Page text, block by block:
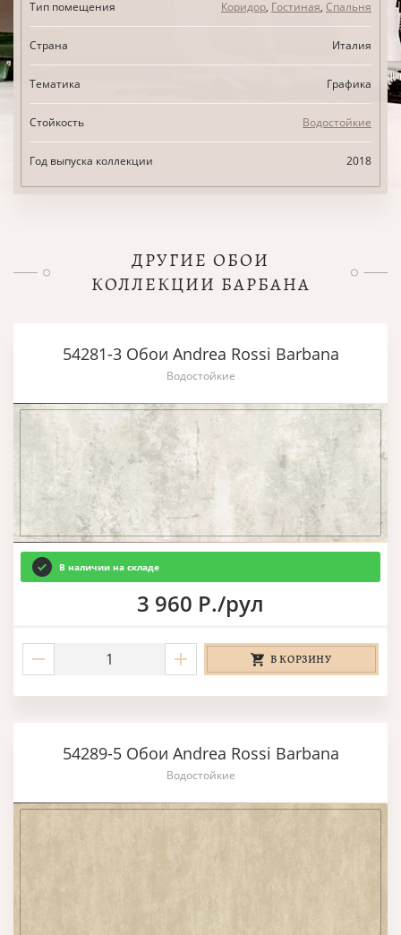
Тип помещения Коридор, Гостиная, Спальня
Страна Италия
Тематика Графика
Стойкость Водостойкие
Год выпуска коллекции 2018
ДРУГИЕ ОБОИ
КОЛЛЕКЦИИ БАРБАНА
54281-3 Обои Andrea Rossi Barbana
Водостойкие
В наличии на складе
3 960 Р./рул
В КОРЗИНУ
54289-5 Обои Andrea Rossi Barbana
Водостойкие